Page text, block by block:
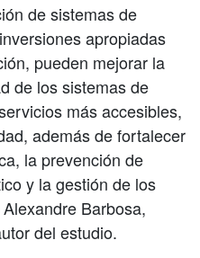
de sistemas de
apropiadas
pueden mejorar la
de los sistemas de
más accesibles,
además de fortalecer
la prevención de
y la gestión de los
Barbosa,
del estudio.